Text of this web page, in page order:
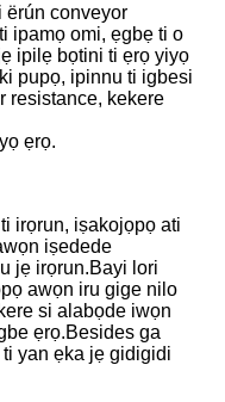
ërún conveyor
ipamọ omi, ẹgbẹ ti o
ipilẹ bọtini ti ẹrọ yiyọ
pupọ, ipinnu ti igbesi
resistance, kekere
ẹrọ.
irọrun, iṣakojọpọ ati
iṣedede
jẹ irọrun.Bayi lori
awọn iru gige nilo
si alabọde iwọn
ẹrọ.Besides ga
yan ẹka jẹ gidigidi